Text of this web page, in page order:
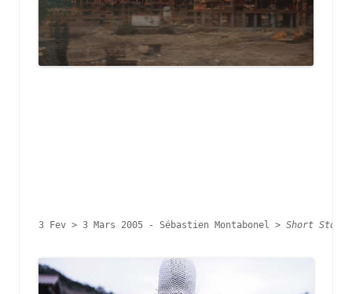
3 Fev > 3 Mars 2005 - Sébastien Montabonel > Short Story